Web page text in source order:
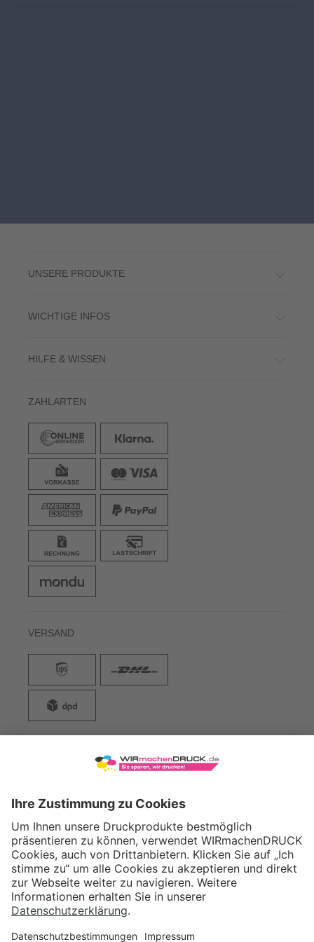
UNSERE PRODUKTE
WICHTIGE INFOS
HILFE & WISSEN
ZAHLARTEN
VERSAND
WIRmachenDRUCK GmbH
71522 Backnang
Tel.: +49 (0) 711 995 982 - 20
Fax: +49 (0) 711 995 982 - 21
SOCIAL MEDIA